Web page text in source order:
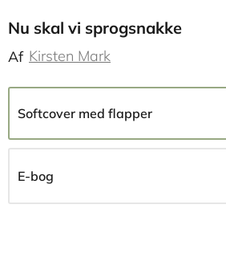
Nu skal vi sprogsnakke
Af Kirsten Mark
Softcover med flapper
E-bog